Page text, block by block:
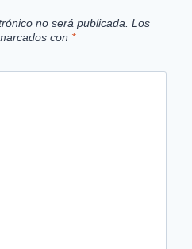
no será publicada. Los
con *